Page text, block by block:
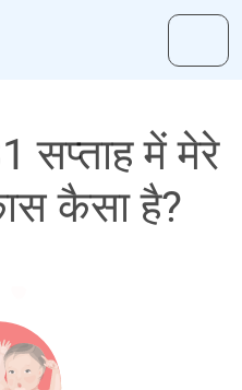
सप्ताह में मेरे
कैसा है?